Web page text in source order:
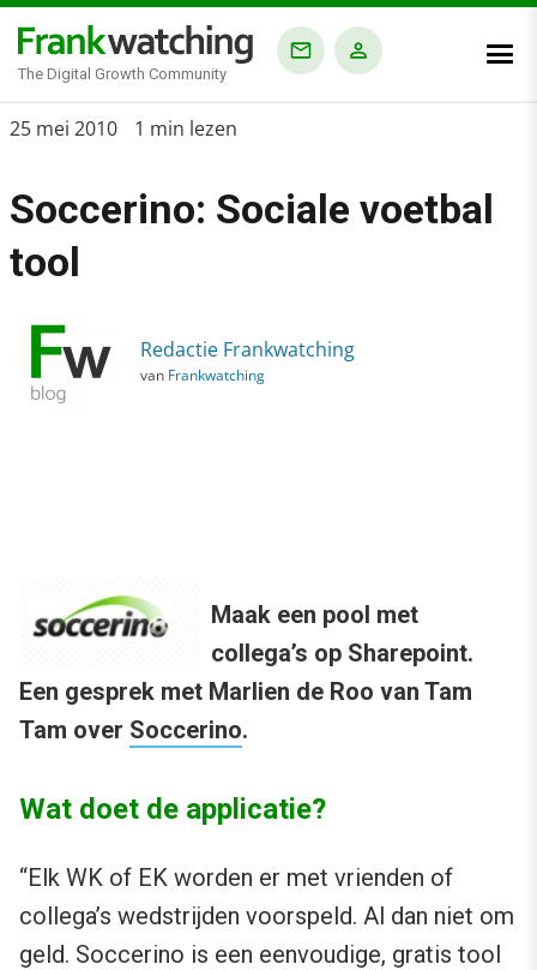
The Digital Growth Community
Home
Blog
›
Soccerino: Sociale voetbal tool
25 mei 2010 1 min lezen
Soccerino: Sociale voetbal
tool
Redactie Frankwatching
van Frankwatching
Maak een pool met
collega’s op Sharepoint.
Een gesprek met Marlien de Roo van Tam
Tam over Soccerino.
Wat doet de applicatie?
“Elk WK of EK worden er met vrienden of
collega’s wedstrijden voorspeld. Al dan niet om
geld. Soccerino is een eenvoudige, gratis tool